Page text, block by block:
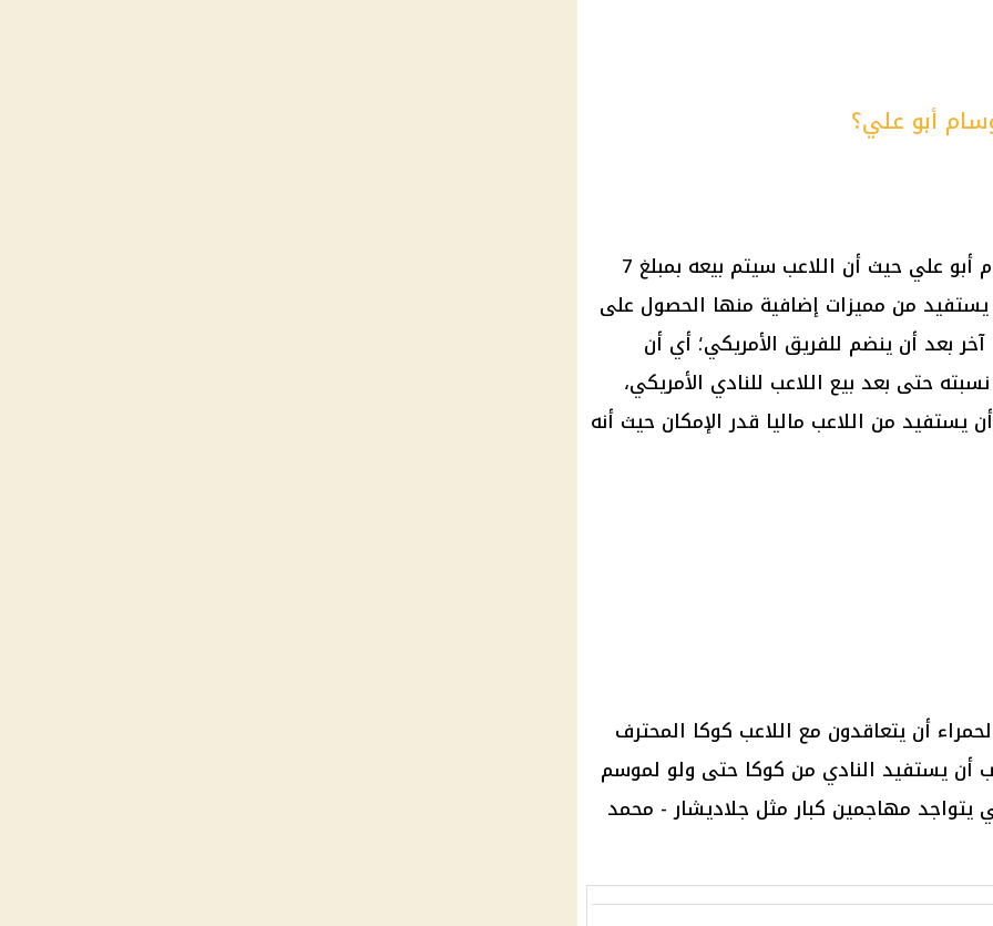
أبو علي؟
أبو علي
حيث أن اللاعب سيتم بيعه بمبلغ 7
من مميزات إضافية منها الحصول على
حتى بعد بيع اللاعب للنادي الأمريكي،
يستفيد من اللاعب ماليا قدر الإمكان حيث أنه
أن يتعاقدون مع اللاعب كوكا المحترف
أن يستفيد النادي من كوكا حتى ولو لموسم
يتواجد مهاجمين كبار مثل جلاديشار - محمد